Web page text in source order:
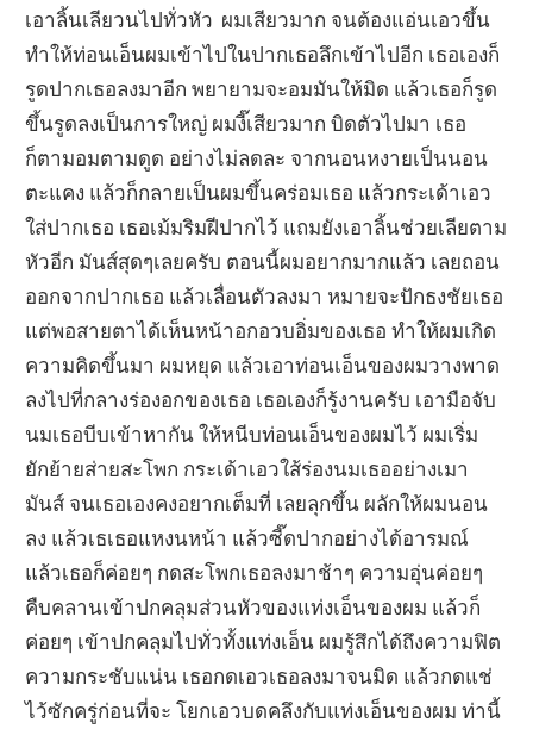
เอาลิ้นเลียวนไปทั่วหัว ผมเสียวมาก จนต้องแอ่นเอวขึ้น
ทำให้ท่อนเอ็นผมเข้าไปในปากเธอลึกเข้าไปอีก เธอเองก็
รูดปากเธอลงมาอีก พยายามจะอมมันให้มิด แล้วเธอก็รูด
ขึ้นรูดลงเป็นการใหญ่ ผมงี๊เสียวมาก บิดตัวไปมา เธอ
ก็ตามอมตามดูด อย่างไม่ลดละ จากนอนหงายเป็นนอน
ตะแคง แล้วก็กลายเป็นผมขึ้นคร่อมเธอ แล้วกระเด้าเอว
ใส่ปากเธอ เธอเม้มริมฝีปากไว้ แถมยังเอาลิ้นช่วยเลียตาม
หัวอีก มันส์สุดๆเลยครับ ตอนนี้ผมอยากมากแล้ว เลยถอน
ออกจากปากเธอ แล้วเลื่อนตัวลงมา หมายจะปักธงชัยเธอ
แต่พอสายตาได้เห็นหน้าอกอวบอิ่มของเธอ ทำให้ผมเกิด
ความคิดขึ้นมา ผมหยุด แล้วเอาท่อนเอ็นของผมวางพาด
ลงไปที่กลางร่องอกของเธอ เธอเองก็รู้งานครับ เอามือจับ
นมเธอบีบเข้าหากัน ให้หนีบท่อนเอ็นของผมไว้ ผมเริ่ม
ยักย้ายส่ายสะโพก กระเด้าเอวใส้ร่องนมเธออย่างเมา
มันส์ จนเธอเองคงอยากเต็มที่ เลยลุกขึ้น ผลักให้ผมนอน
ลง แล้วเธเธอแหงนหน้า แล้วซี๊ดปากอย่างได้อารมณ์
แล้วเธอก็ค่อยๆ กดสะโพกเธอลงมาช้าๆ ความอุ่นค่อยๆ
คืบคลานเข้าปกคลุมส่วนหัวของแท่งเอ็นของผม แล้วก็
ค่อยๆ เข้าปกคลุมไปทั่วทั้งแท่งเอ็น ผมรู้สึกได้ถึงความฟิต
ความกระชับแน่น เธอกดเอวเธอลงมาจนมิด แล้วกดแช่
ไว้ซักครู่ก่อนที่จะ โยกเอวบดคลึงกับแท่งเอ็นของผม ท่านี้